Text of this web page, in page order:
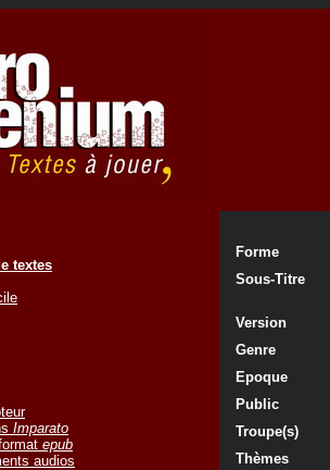
textes
Imparato
epub
audios
Forme
Sous-Titre
Version
Genre
Epoque
Public
Troupe(s)
Thèmes